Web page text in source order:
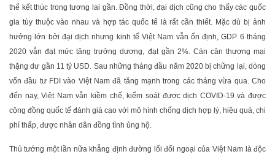
thể kết thúc trong tương lai gần. Đồng thời, đại dịch cũng cho thấy các quốc
gia tùy thuộc vào nhau và hợp tác quốc tế là rất cần thiết. Mặc dù bị ảnh
hưởng lớn bởi đại dịch nhưng kinh tế Việt Nam vẫn ổn định, GDP 6 tháng
2020 vẫn đạt mức tăng trưởng dương, đạt gần 2%. Cán cân thương mại
thặng dư gần 11 tỷ USD. Sau những tháng đầu năm 2020 bị chững lại, dòng
vốn đầu tư FDI vào Việt Nam đã tăng mạnh trong các tháng vừa qua. Cho
đến nay, Việt Nam vẫn kiềm chế, kiểm soát được dịch COVID-19 và được
cộng đồng quốc tế đánh giá cao với mô hình chống dịch hợp lý, hiệu quả, chi
phí thấp, được nhân dân đồng tình ủng hộ.
Thủ tướng một lần nữa khẳng định đường lối đối ngoại của Việt Nam là độc